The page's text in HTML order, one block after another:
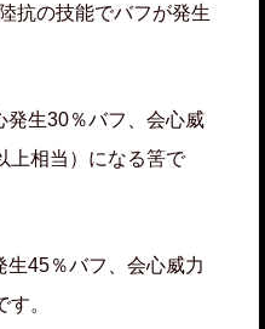
抗の技能でバフが発生
生30％バフ、会心威
上相当）になる筈で
45％バフ、会心威力
。